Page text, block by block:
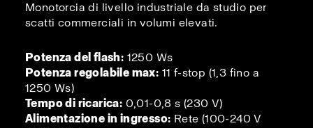
Monotorcia di livello industriale da studio per
scatti commerciali in volumi elevati.
Potenza del flash: 1250 Ws
Potenza regolabile max: 11 f-stop (1,3 fino a
1250 Ws)
Tempo di ricarica: 0,01-0,8 s (230 V)
Alimentazione in ingresso: Rete (100-240 V